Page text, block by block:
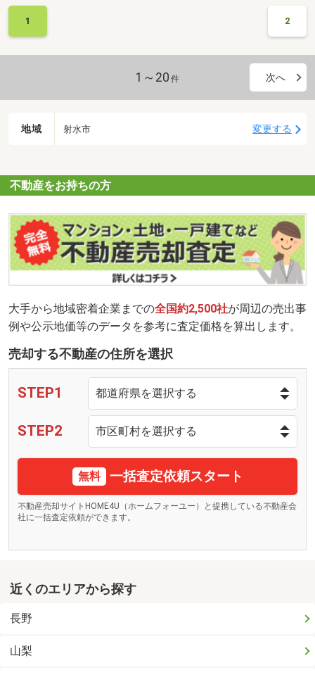
1 2
1～20 件 次へ
地域 射水市 変更する
不動産をお持ちの方
大手から地域密着企業までの全国約2,500社が周辺の売出事
例や公示地価等のデータを参考に査定価格を算出します。
売却する不動産の住所を選択
STEP1
STEP2
無料 一括査定依頼スタート
不動産売却サイトHOME4U（ホームフォーユー）と提携している不動産会
社に一括査定依頼ができます。
近くのエリアから探す
長野
山梨